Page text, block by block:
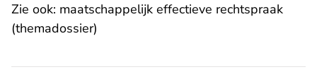
Zie ook: maatschappelijk effectieve rechtspraak
(themadossier)